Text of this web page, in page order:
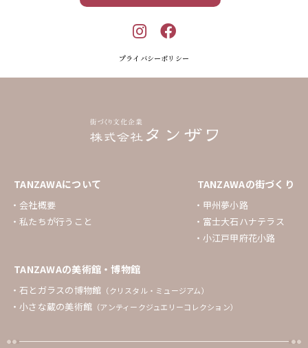
プライバシーポリシー
TANZAWAについて
会社概要
私たちが行うこと
TANZAWAの街づくり
甲州夢小路
富士大石ハナテラス
小江戸甲府花小路
TANZAWAの美術館・博物館
石とガラスの博物館 （クリスタル・ミュージアム）
小さな蔵の美術館 （アンティークジュエリーコレクション）